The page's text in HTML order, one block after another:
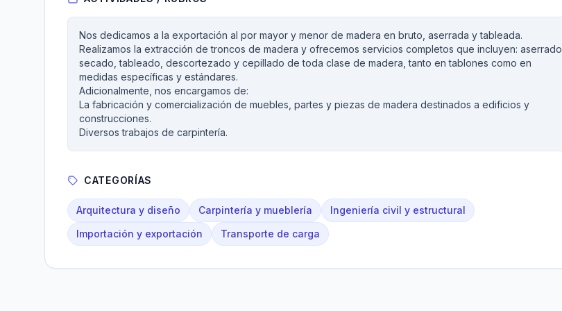
Nos dedicamos a la exportación al por mayor y menor de madera en bruto, aserrada y tableada.
Realizamos la extracción de troncos de madera y ofrecemos servicios completos que incluyen: aserrado,
secado, tableado, descortezado y cepillado de toda clase de madera, tanto en tablones como en
medidas específicas y estándares.
Adicionalmente, nos encargamos de:
La fabricación y comercialización de muebles, partes y piezas de madera destinados a edificios y
construcciones.
Diversos trabajos de carpintería.
CATEGORÍAS
Arquitectura y diseño Carpintería y mueblería
Ingeniería civil y estructural
Importación y exportación
Transporte de carga